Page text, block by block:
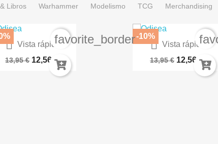
Libros Warhammer Modelismo TCG Merchandising
 Vista rápida
Sanctuary 01 De 10
13,95 € 12,56 €
favorite_border  Vista rápida
Angel Sanctuary 02 De
13,95 € 12,56 €
-10%